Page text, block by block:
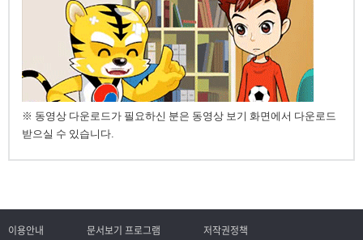
※ 동영상 다운로드가 필요하신 분은 동영상 보기 화면에서 다운로드
받으실 수 있습니다.
이용안내 문서보기 프로그램 저작권정책